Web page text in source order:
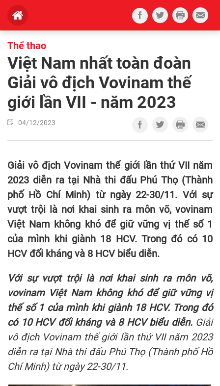
Thể thao
Việt Nam nhất toàn đoàn
Giải vô địch Vovinam thế
giới lần VII - năm 2023
04/12/2023
Giải vô địch Vovinam thế giới lần thứ VII năm
2023 diễn ra tại Nhà thi đấu Phú Thọ (Thành
phố Hồ Chí Minh) từ ngày 22-30/11. Với sự
vượt trội là nơi khai sinh ra môn võ, vovinam
Việt Nam không khó để giữ vững vị thế số 1
của mình khi giành 18 HCV. Trong đó có 10
HCV đối kháng và 8 HCV biểu diễn.
Với sự vượt trội là nơi khai sinh ra môn võ,
vovinam Việt Nam không khó để giữ vững vị
thế số 1 của mình khi giành 18 HCV. Trong đó
có 10 HCV đối kháng và 8 HCV biểu diễn. Giải
vô địch Vovinam thế giới lần thứ VII năm 2023
diễn ra tại Nhà thi đấu Phú Thọ (Thành phố Hồ
Chí Minh) từ ngày 22-30/11.